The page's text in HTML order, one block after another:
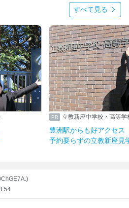
すべて見る
立教新座中学校・高等学校
洲駅からも好アクセス
約要らずの立教新座見学